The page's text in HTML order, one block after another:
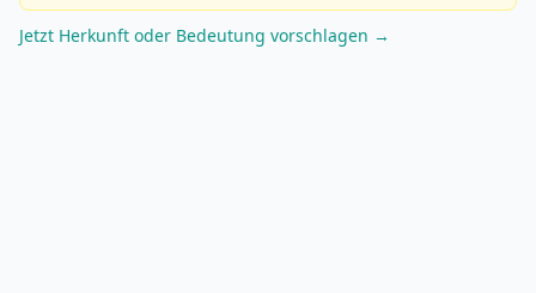
Jetzt Herkunft oder Bedeutung vorschlagen →